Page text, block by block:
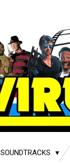
SOUNDTRACKS